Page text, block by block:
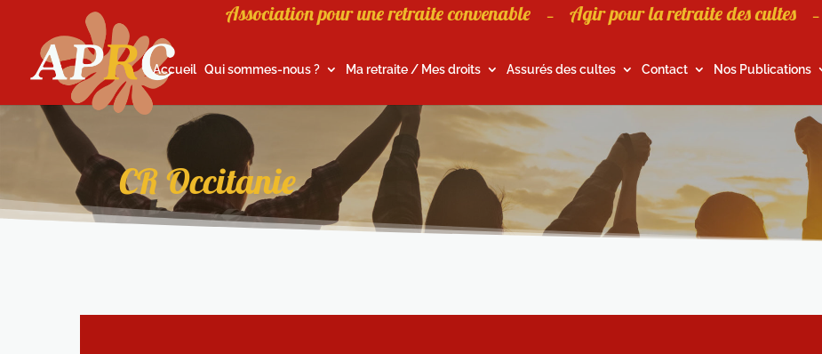
Association pour une retraite convenable – Agir pour la retraite des cultes –
Accueil Qui sommes-nous ? Ma retraite / Mes droits Assurés des cultes Contact Nos Publications
CR Occitanie